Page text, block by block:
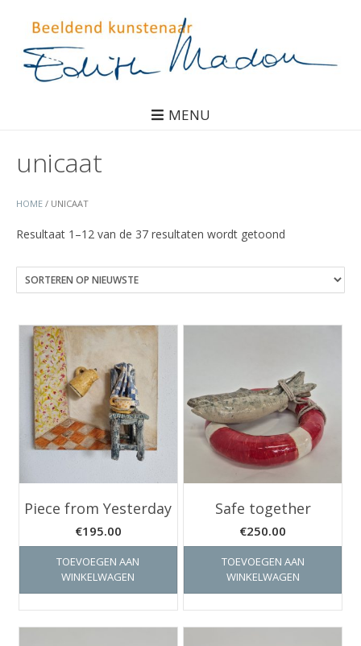
MENU
HOME / UNICAAT
unicaat
Resultaat 1–12 van de 37 resultaten wordt getoond
nieuwste
Piece from Yesterday
€195.00
TOEVOEGEN AAN
WINKELWAGEN
Safe together
€250.00
TOEVOEGEN AAN
WINKELWAGEN